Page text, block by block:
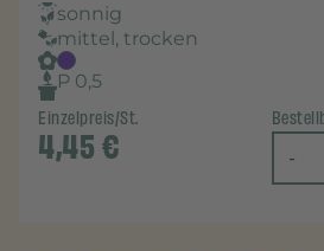
sonnig
mittel, trocken
P 0,5
Einzelpreis/St.
4,45€ -